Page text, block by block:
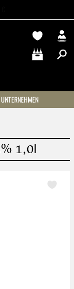
Warenkorb
UNTERNEHMEN
1,0l